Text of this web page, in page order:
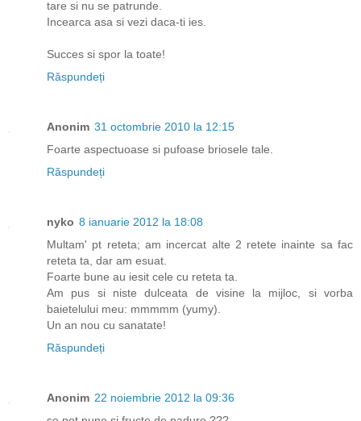
tare si nu se patrunde.
Incearca asa si vezi daca-ti ies.
Succes si spor la toate!
Răspundeți
Anonim 31 octombrie 2010 la 12:15
Foarte aspectuoase si pufoase briosele tale.
Răspundeți
nyko 8 ianuarie 2012 la 18:08
Multam' pt reteta; am incercat alte 2 retete inainte sa fac
reteta ta, dar am esuat.
Foarte bune au iesit cele cu reteta ta.
Am pus si niste dulceata de visine la mijloc, si vorba
baietelului meu: mmmmm (yumy).
Un an nou cu sanatate!
Răspundeți
Anonim 22 noiembrie 2012 la 09:36